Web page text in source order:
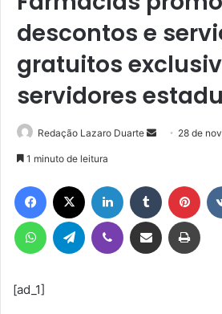
descontos e
gratuitos
servidores
Redação Lazaro Duarte
Mande
mail
28 de
1 minuto de leitura
Facebook Linkedin Tumblr
WhatsAppTelegram Viber Compartilhar via e-mail
[ad_1]